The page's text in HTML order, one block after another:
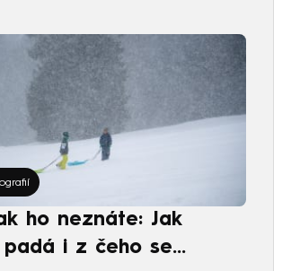
ho neznáte: Jak
padá i z čeho se